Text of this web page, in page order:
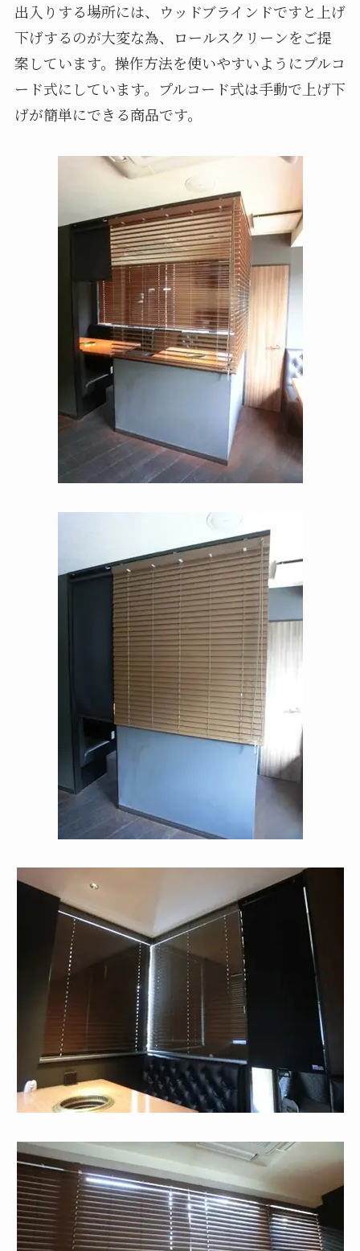
出入りする場所には、ウッドブラインドですと上げ
下げするのが大変な為、ロールスクリーンをご提
案しています。操作方法を使いやすいようにプルコ
ード式にしています。プルコード式は手動で上げ下
げが簡単にできる商品です。